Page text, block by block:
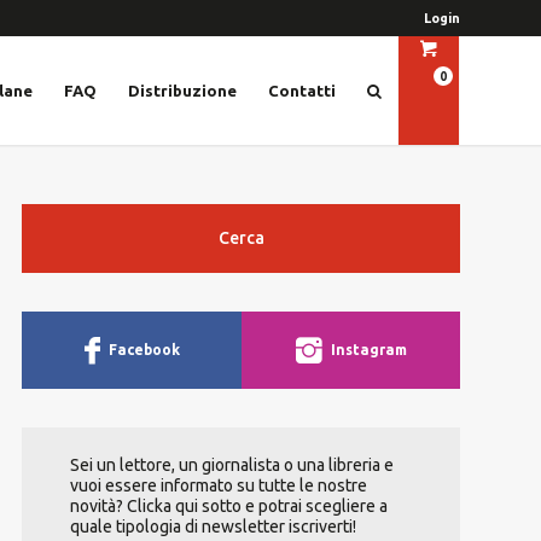
Login
FAQ Distribuzione Contatti
0
Cerca
Facebook Instagram
Sei un lettore, un giornalista o una libreria e
vuoi essere informato su tutte le nostre
novità? Clicka qui sotto e potrai scegliere a
quale tipologia di newsletter iscriverti!